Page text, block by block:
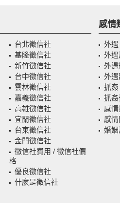
台北徵信社
基隆徵信社
新竹徵信社
台中徵信社
雲林徵信社
嘉義徵信社
高雄徵信社
宜蘭徵信社
台東徵信社
金門徵信社
徵信社費用 / 徵信社價
格
優良徵信社
什麼是徵信社
感情
外遇
外
外
外
抓姦
抓
感
感
婚姻